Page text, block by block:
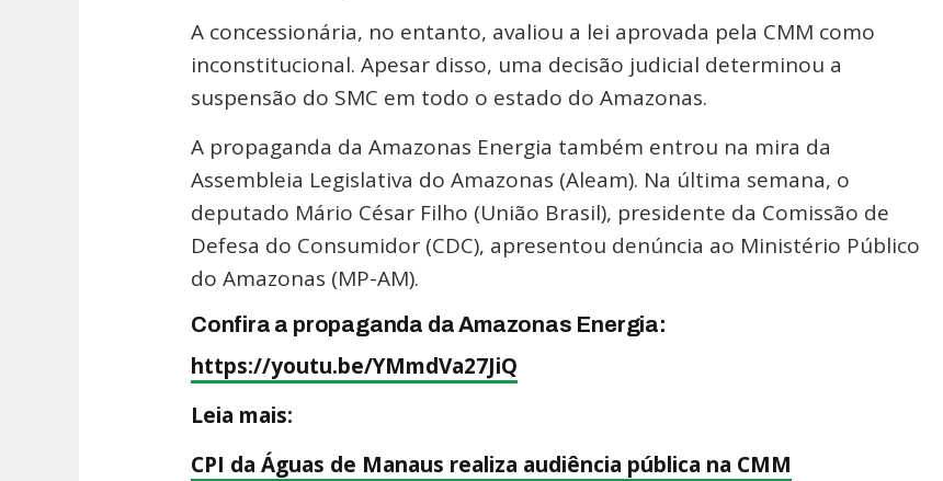
A concessionária, no entanto, avaliou a lei aprovada pela CMM como
inconstitucional. Apesar disso, uma decisão judicial determinou a
suspensão do SMC em todo o estado do Amazonas.
A propaganda da Amazonas Energia também entrou na mira da
Assembleia Legislativa do Amazonas (Aleam). Na última semana, o
deputado Mário César Filho (União Brasil), presidente da Comissão de
Defesa do Consumidor (CDC), apresentou denúncia ao Ministério Público
do Amazonas (MP-AM).
Confira a propaganda da Amazonas Energia:
https://youtu.be/YMmdVa27JiQ
Leia mais:
CPI da Águas de Manaus realiza audiência pública na CMM